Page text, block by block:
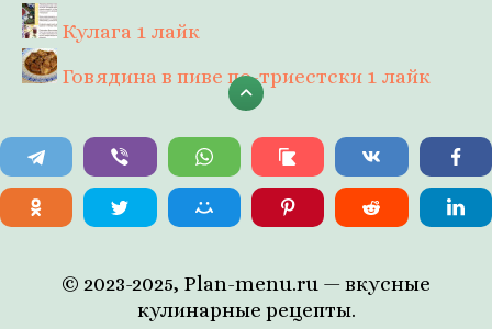
Кулага 1 лайк
Говядина в пиве по-триестски 1 лайк
© 2023-2025, Plan-menu.ru — вкусные
кулинарные рецепты.